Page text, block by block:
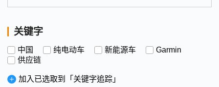
关键字
中国 纯电动车 新能源车
Garmin
供应链
加入已选取到「关键字追踪」